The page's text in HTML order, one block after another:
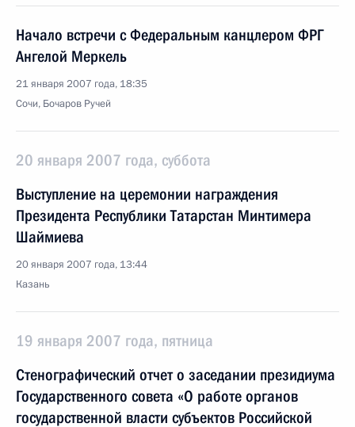
Начало встречи с Федеральным канцлером ФРГ
Ангелой Меркель
21 января 2007 года, 18:35
Сочи, Бочаров Ручей
20 января 2007 года, суббота
Выступление на церемонии награждения
Президента Республики Татарстан Минтимера
Шаймиева
20 января 2007 года, 13:44
Казань
19 января 2007 года, пятница
Стенографический отчет о заседании президиума
Государственного совета «О работе органов
государственной власти субъектов Российской